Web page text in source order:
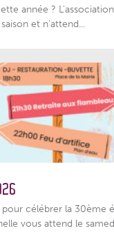
année ?
et n'attend...
célébrer la 30ème
vous attend le